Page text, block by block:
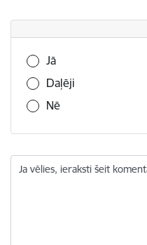
Vai šī informācija bija
Jā
Daļēji
Nē
Ja vēlies, ieraksti šeit